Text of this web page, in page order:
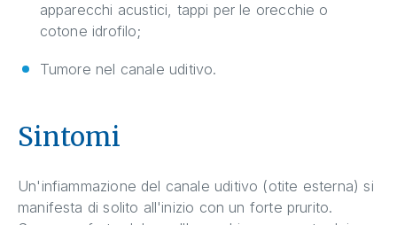
apparecchi acustici, tappi per le orecchie o
cotone idrofilo;
Tumore nel canale uditivo.
Sintomi
Un'infiammazione del canale uditivo (otite esterna) si
manifesta di solito all'inizio con un forte prurito.